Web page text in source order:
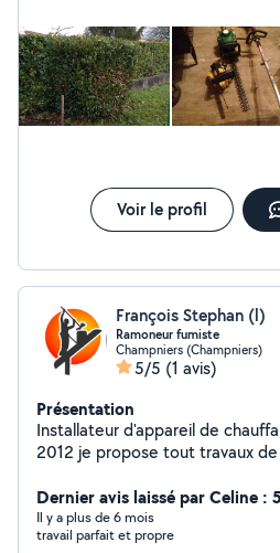
Voir le profil
François Stephan (l)
Ramoneur fumiste
Champniers (Champniers)
5/5 (1 avis)
Présentation
Installateur d'appareil de
2012 je propose tout travaux
Cheminées sur mesure -Tubage
Ramonage -Entretien de poêle à
chaudière fioul Jai un CAP de metallier serrurier soudeur
Dernier avis laissé par Celine :
Il y a plus de 6 mois
travail parfait et propre